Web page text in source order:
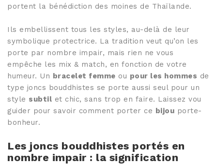
Joncs bouddhistes :
Joncs Bouddhistes:
comment sont ils bénis
par les moines?
Tous les Joncs
"Les Discrets"
37 coloris
Sélection Mix'n
Match
Bracelets en corne
100% naturels
portent la bénédiction des moines de Thaïlande.
Ils embellissent tous les styles, au-delà de leur
symbolique protectrice. La tradition veut qu’on les
porte par nombre impair, mais rien ne vous
empêche les mix & match, en fonction de votre
humeur. Un bracelet femme ou pour les hommes de
type joncs bouddhistes se porte aussi seul pour un
style subtil et chic, sans trop en faire. Laissez vou
guider pour savoir comment porter ce bijou porte-
bonheur.
Les joncs bouddhistes portés en
nombre impair : la signification